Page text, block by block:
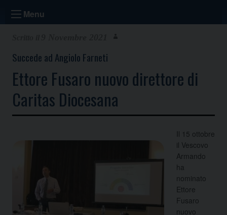
Menu
Succede ad Angiolo Farneti
Ettore Fusaro nuovo direttore di
Caritas Diocesana
Il 15 ottobre
il Vescovo
Armando
ha
nominato
Ettore
Fusaro
nuovo